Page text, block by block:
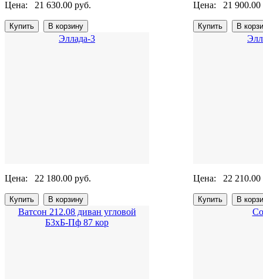
Цена: 21 630.00 руб. Цена: 21 900.00
Эллада-3
Цена: 22 180.00 руб. Цена: 22 210.00
Ватсон 212.08 диван угловой
Б3хБ-Пф 87 кор